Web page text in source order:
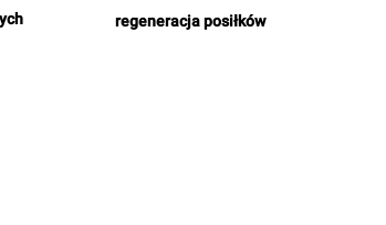
regeneracja posiłków